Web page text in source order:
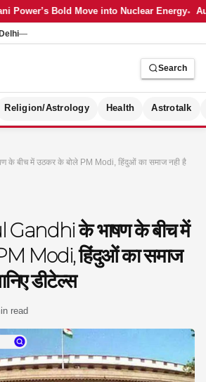
Power’s Bold Move into Nuclear Energy
—
Search
Religion/Astrology Health Astrotalk
के बीच में उठकर के बोले PM Modi, हिंदुओं का समाज नही है
के भाषण के बीच में
Modi, हिंदुओं का समाज
डीटेल्स
read